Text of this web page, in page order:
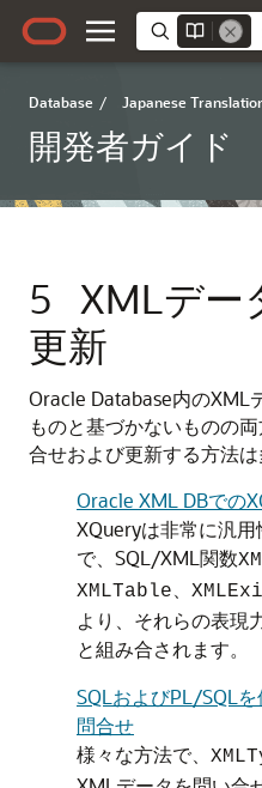
Database / Japanese
開発者ガイド
5
XMLデー
更新
Oracle Database内のXML
ものと基づかないものの
合せおよび更新する方法は
Oracle XML DBでの
XQueryは非常に汎
で、SQL/XML関数
XMLTable
より、それらの表現
と組み合されます。
SQLおよびPL/SQL
問合せ
様々な方法で、